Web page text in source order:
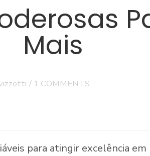
Mais
/ 1 COMMENTS
para atingir excelência em